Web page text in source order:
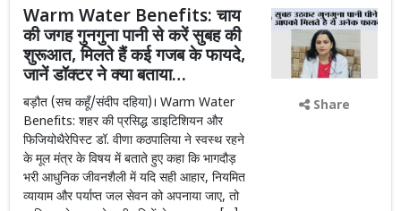
Warm Water Benefits: चाय
की जगह गुनगुना पानी से करें सुबह की
शुरूआत, मिलते हैं कई गजब के फायदे,
जानें डॉक्टर ने क्या बताया…
बड़ौत (सच कहूँ/संदीप दहिया)। Warm Water
Benefits: शहर की प्रसिद्ध डाइटिशियन और
फिजियोथैरेपिस्ट डॉ. वीणा कठपालिया ने स्वस्थ रहने
के मूल मंत्र के विषय में बताते हुए कहा कि भागदौड़
भरी आधुनिक जीवनशैली में यदि सही आहार, नियमित
व्यायाम और पर्याप्त जल सेवन को अपनाया जाए, तो
Share